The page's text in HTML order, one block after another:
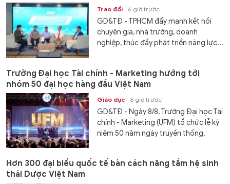
Trao đổi 6 giờ trước
GD&TĐ - TPHCM đẩy mạnh kết nối
chuyên gia, nhà trường, doanh
nghiệp, thúc đẩy phát triển năng lực...
Trường Đại học Tài chính - Marketing hướng tới
nhóm 50 đại học hàng đầu Việt Nam
Giáo dục 6 giờ trước
GD&TĐ - Ngày 8/8, Trường Đại học Tài
chính - Marketing (UFM) tổ chức lễ kỷ
niệm 50 năm ngày truyền thống.
Hơn 300 đại biểu quốc tế bàn cách nâng tầm hệ sinh
thái Dược Việt Nam